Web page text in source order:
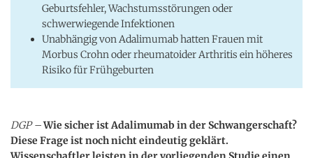
Geburtsfehler, Wachstumsstörungen oder
schwerwiegende Infektionen
Unabhängig von Adalimumab hatten Frauen mit
Morbus Crohn oder rheumatoider Arthritis ein höheres
Risiko für Frühgeburten
DGP –Wie sicher ist Adalimumab in der Schwangerschaft?
Diese Frage ist noch nicht eindeutig geklärt.